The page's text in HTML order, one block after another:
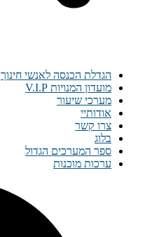
הגדלת הכנסה לאנשי חינוך
מועדון המנויות V.I.P
מערכי שיעור
אודותיי
צרו קשר
בלוג
ספר המערכים הגדול
ערכות מוכנות